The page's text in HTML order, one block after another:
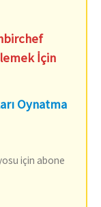
İçin
Oynatma
için abone